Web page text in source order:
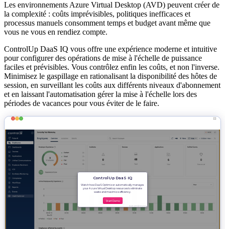
Les environnements Azure Virtual Desktop (AVD) peuvent créer de
la complexité : coûts imprévisibles, politiques inefficaces et
processus manuels consomment temps et budget avant même que
vous ne vous en rendiez compte.
ControlUp DaaS IQ vous offre une expérience moderne et intuitive
pour configurer des opérations de mise à l'échelle de puissance
faciles et prévisibles. Vous contrôlez enfin les coûts, et non l'inverse.
Minimisez le gaspillage en rationalisant la disponibilité des hôtes de
session, en surveillant les coûts aux différents niveaux d'abonnement
et en laissant l'automatisation gérer la mise à l'échelle lors des
périodes de vacances pour vous éviter de le faire.